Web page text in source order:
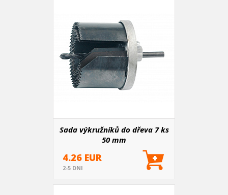
Sada výkružníků do dřeva 7 ks
50 mm
4.26 EUR
2-5 DNI